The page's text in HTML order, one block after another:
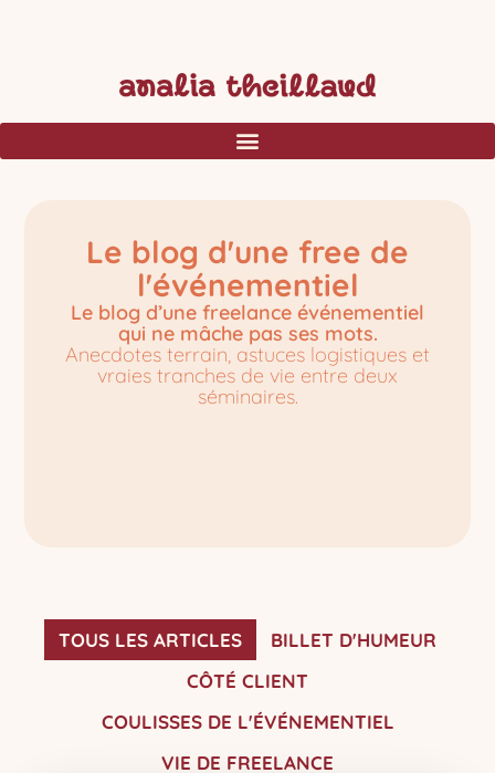
Le blog d'une free de
l'événementiel
Le blog d’une freelance événementiel
qui ne mâche pas ses mots.
Anecdotes terrain, astuces logistiques et
vraies tranches de vie entre deux
séminaires.
BILLET D'HUMEUR
CÔTÉ CLIENT
COULISSES DE L'ÉVÉNEMENTIEL
VIE DE FREELANCE
TOUS LES ARTICLES